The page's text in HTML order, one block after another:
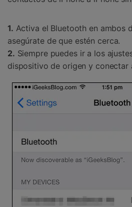
1. Activa el Bluetooth en ambos
asegúrate de que estén cerca.
2. Siempre puedes ir a los
dispositivo de origen y conectar